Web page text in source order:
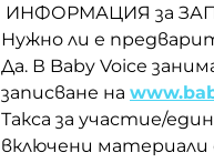
ИНФОРМАЦИЯ за
Нужно ли е
Да. В Baby Voice
записване на
Такса за участие/
включени материали